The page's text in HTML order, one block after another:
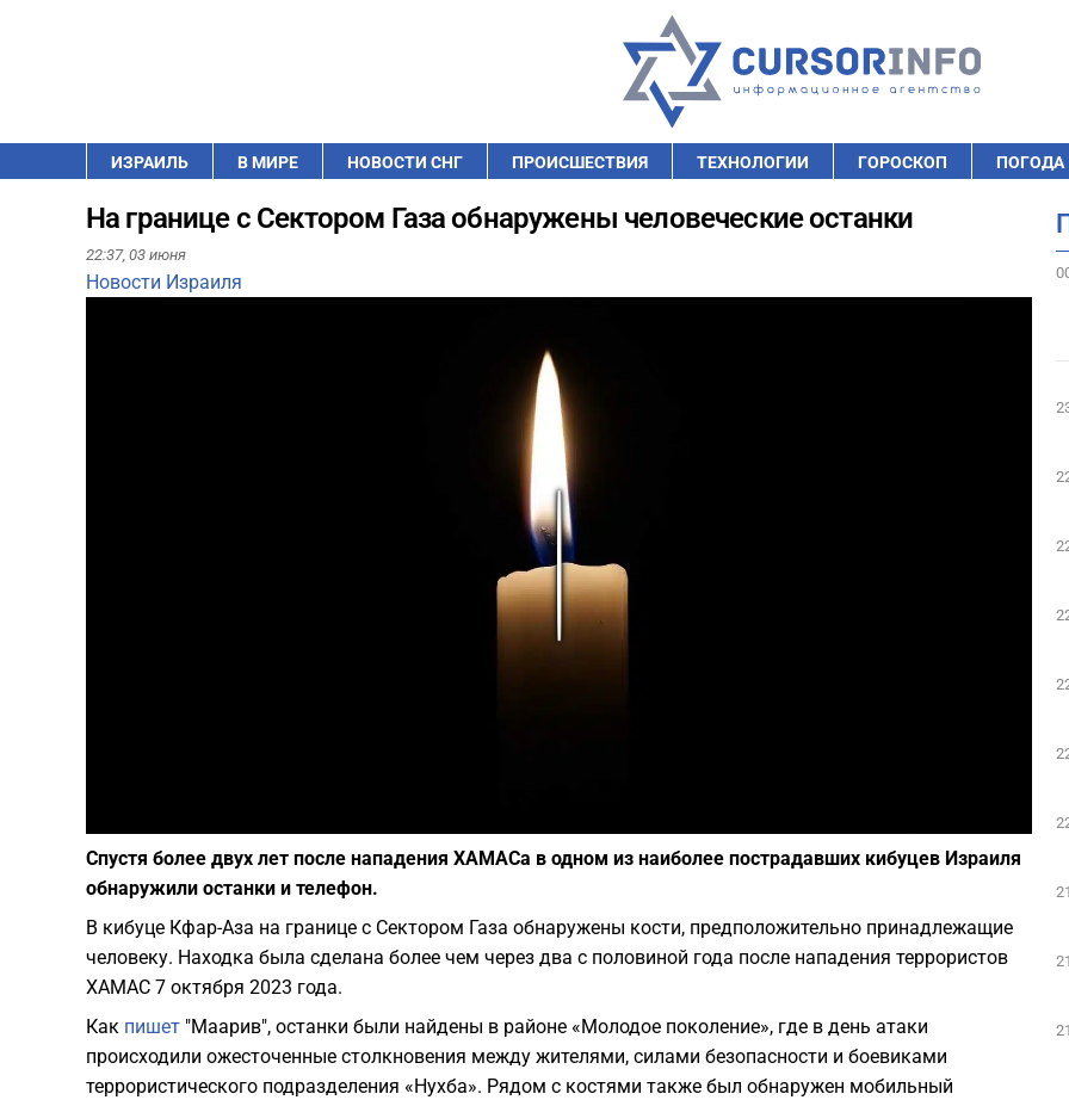
ИЗРАИЛЬ В МИРЕ НОВОСТИ СНГ ПРОИСШЕСТВИЯ ТЕХНОЛОГИИ ГОРОСКОП ПОГОДА
На границе с Сектором Газа обнаружены человеческие останки
22:37, 03 июня
Новости Израиля
Play
Спустя более двух лет после нападения ХАМАСа в одном из наиболее пострадавших кибуцев Израиля
обнаружили останки и телефон.
В кибуце Кфар-Аза на границе с Сектором Газа обнаружены кости, предположительно принадлежащие
человеку. Находка была сделана более чем через два с половиной года после нападения террористов
ХАМАС 7 октября 2023 года.
Как пишет "Маарив", останки были найдены в районе «Молодое поколение», где в день атаки
происходили ожесточенные столкновения между жителями, силами безопасности и боевиками
террористического подразделения «Нухба». Рядом с костями также был обнаружен мобильный